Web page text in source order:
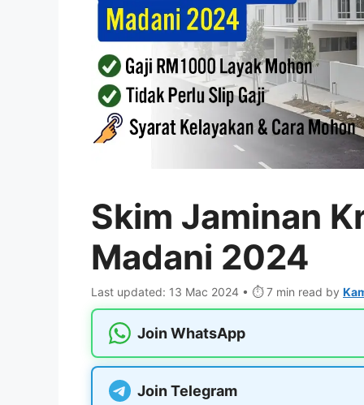
Skim Jaminan
Madani 2024
Last updated: 13 Mac 2024 • ⏱️ 7 min read by
Join WhatsApp
Join Telegram